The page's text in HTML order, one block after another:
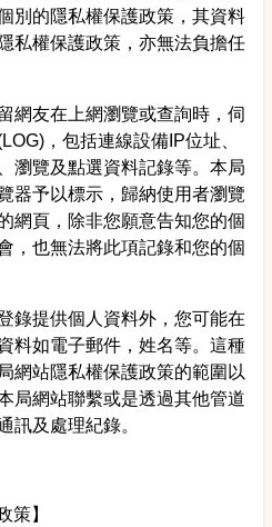
別的隱私權保護政策，其資料
私權保護政策，亦無法負擔任
網友在上網瀏覽或查詢時，伺
，包括連線設備IP位址、
瀏覽及點選資料記錄等。本局
器予以標示，歸納使用者瀏覽
網頁，除非您願意告知您的個
，也無法將此項記錄和您的個
錄提供個人資料外，您可能在
料如電子郵件，姓名等。這種
網站隱私權保護政策的範圍以
局網站聯繫或是透過其他管道
訊及處理紀錄。
策】